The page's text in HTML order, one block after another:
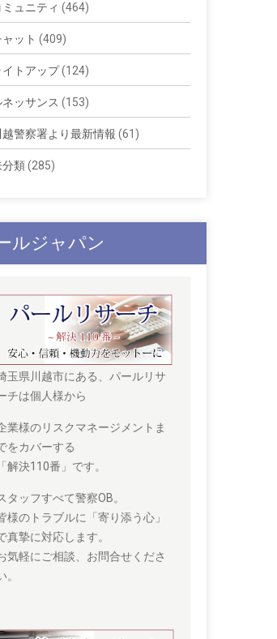
ミュニティ (464)
ット (409)
イトアップ(124)
ネッサンス (153)
越警察署より最新情報 (61)
分類(285)
ルジャパン
玉県川越市にある、パールリサ
チは個人様から
業様のリスクマネージメントま
をカバーする
「解決110番」です。
タッフすべて警察OB。
様のトラブルに「寄り添う心」
真摯に対応します。
気軽にご相談、お問合せくださ
。